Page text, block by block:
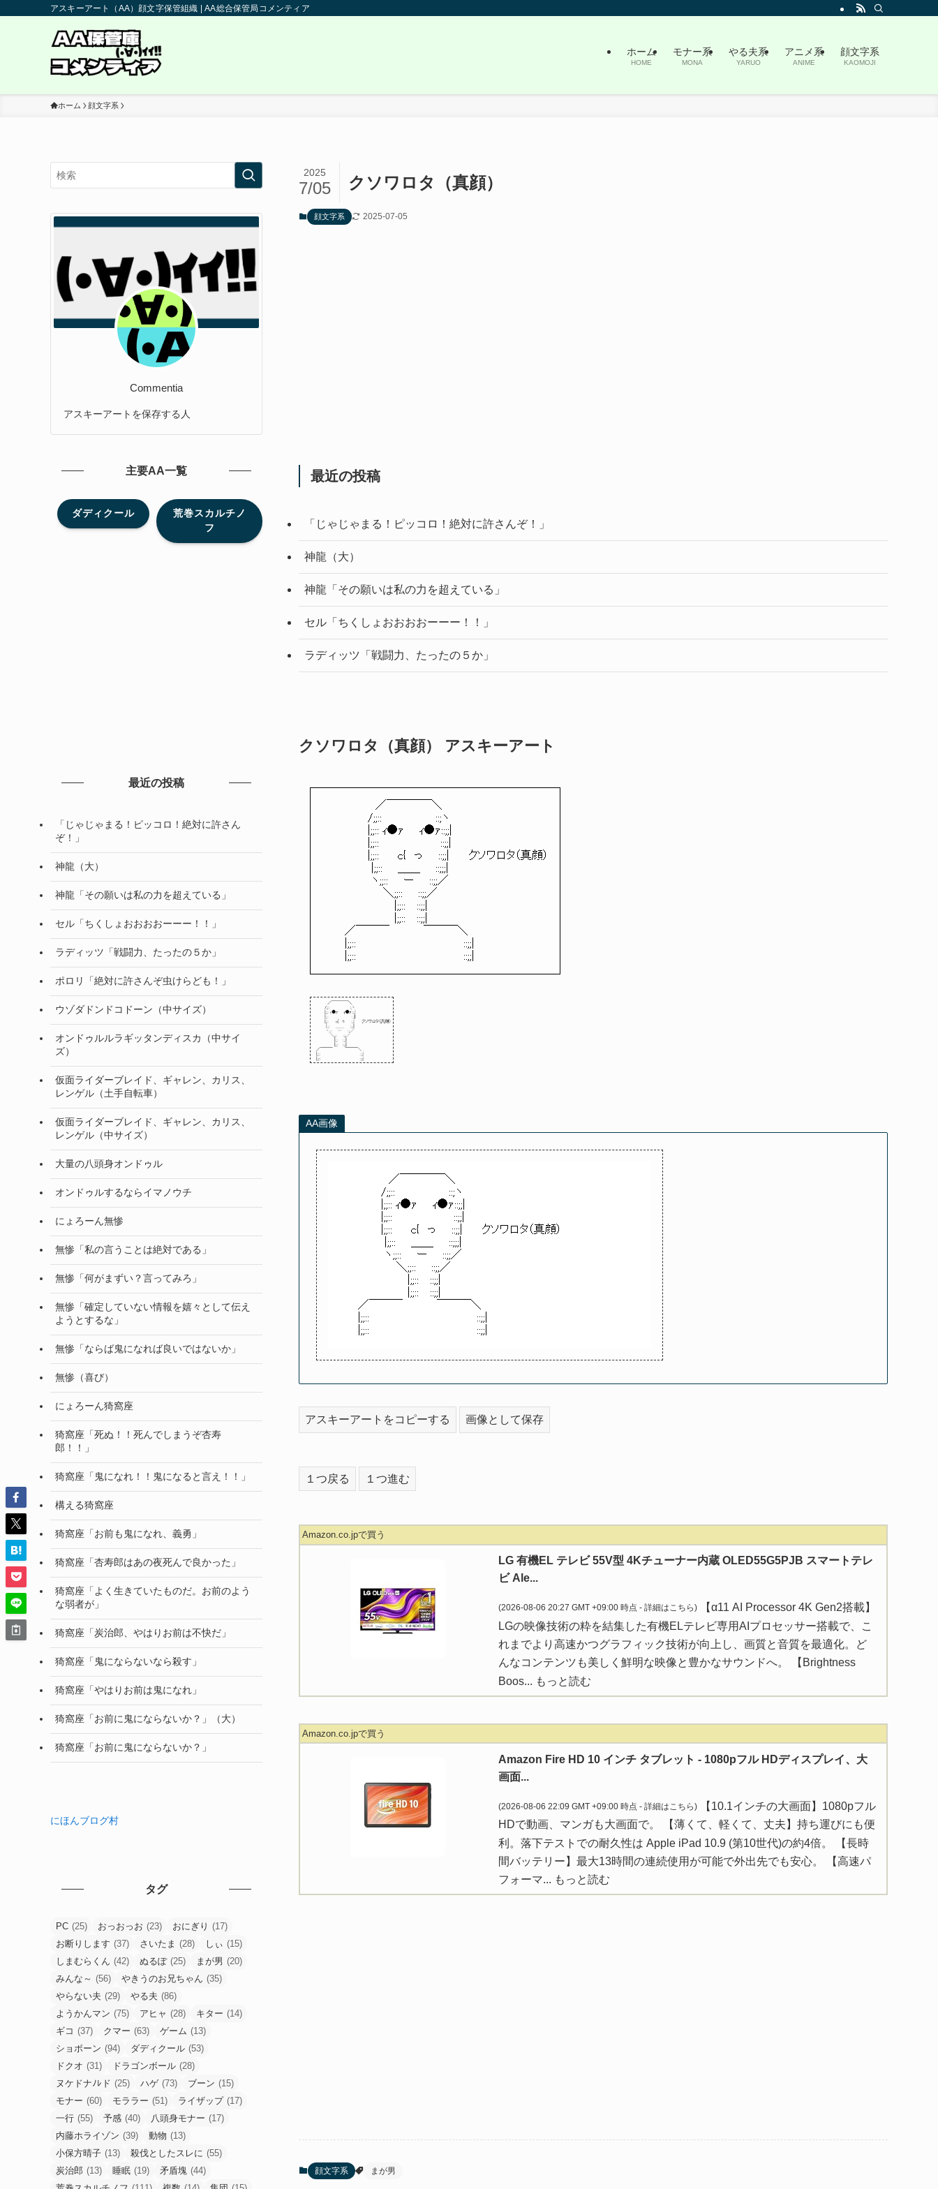
アスキーアート（AA）顔文字保管組織 | AA総合保管局コメンティア
ホーム
HOME
モナー系
MONA
やる夫系
YARUO
アニメ系
ANIME
顔文字系
KAOMOJI
ホーム 顔文字系
クソワロタ（真顔）
2025
7/05
顔文字系 2025-07-05
最近の投稿
「じゃじゃまる！ピッコロ！絶対に許さんぞ！」
神龍（大）
神龍「その願いは私の力を超えている」
セル「ちくしょおおおおーーー！！」
ラディッツ「戦闘力、たったの５か」
クソワロタ（真顔） アスキーアート
／￣￣￣￣＼
/;;:: ::;ヽ
|;;:: ｨ●ｧ ｨ●ｧ::;;|
|;;:: ::;;|
|;;:: c{ っ ::;;| クソワロタ（真顔）
|;;:: ＿＿ ::;;;|
ヽ;;:: ー ::;;／
＼;;:: ::;;／
|;;:: ::;;|
|;;:: ::;;|
／￣￣￣ ￣￣￣＼
|;;:: ::;;|
|;;:: ::;;|
AA画像
アスキーアートをコピーする 画像として保存
１つ戻る １つ進む
Amazon.co.jpで買う
LG 有機EL テレビ 55V型 4Kチューナー内蔵 OLED55G5PJB スマートテレ
ビ Ale...
(2026-08-06 20:27 GMT +09:00 時点 - 詳細はこちら)
【α11 AI Processor 4K Gen2搭載】
LGの映像技術の粋を結集した有機ELテレビ専用AIプロセッサー搭載で、こ
れまでより高速かつグラフィック技術が向上し、画質と音質を最適化。ど
んなコンテンツも美しく鮮明な映像と豊かなサウンドへ。 【Brightness
Boos... もっと読む
Amazon.co.jpで買う
Amazon Fire HD 10 インチ タブレット - 1080pフル HDディスプレイ、大
画面...
(2026-08-06 22:09 GMT +09:00 時点 - 詳細はこちら)
【10.1インチの大画面】1080pフル
HDで動画、マンガも大画面で。 【薄くて、軽くて、丈夫】持ち運びにも便
利。落下テストでの耐久性は Apple iPad 10.9 (第10世代)の約4倍。 【長時
間バッテリー】最大13時間の連続使用が可能で外出先でも安心。 【高速パ
フォーマ... もっと読む
顔文字系 まが男
Commentia
アスキーアートを保存する人
主要AA一覧
ダディクール
荒巻スカルチノ
フ
最近の投稿
「じゃじゃまる！ピッコロ！絶対に許さん
ぞ！」
神龍（大）
神龍「その願いは私の力を超えている」
セル「ちくしょおおおおーーー！！」
ラディッツ「戦闘力、たったの５か」
ポロリ「絶対に許さんぞ虫けらども！」
ウゾダドンドコドーン（中サイズ）
オンドゥルルラギッタンディスカ（中サイ
ズ）
仮面ライダーブレイド、ギャレン、カリス、
レンゲル（土手自転車）
仮面ライダーブレイド、ギャレン、カリス、
レンゲル（中サイズ）
大量の八頭身オンドゥル
オンドゥルするならイマノウチ
にょろーん無惨
無惨「私の言うことは絶対である」
無惨「何がまずい？言ってみろ」
無惨「確定していない情報を嬉々として伝え
ようとするな」
無惨「ならば鬼になれば良いではないか」
無惨（喜び）
にょろーん猗窩座
猗窩座「死ぬ！！死んでしまうぞ杏寿
郎！！」
猗窩座「鬼になれ！！鬼になると言え！！」
構える猗窩座
猗窩座「お前も鬼になれ、義勇」
猗窩座「杏寿郎はあの夜死んで良かった」
猗窩座「よく生きていたものだ。お前のよう
な弱者が」
猗窩座「炭治郎、やはりお前は不快だ」
猗窩座「鬼にならないなら殺す」
猗窩座「やはりお前は鬼になれ」
猗窩座「お前に鬼にならないか？」（大）
猗窩座「お前に鬼にならないか？」
にほんブログ村
PC(25) おっおっお (23) おにぎり
お断りします
(37) さいたま(28) しぃ (15)
しまむらくん (42) ぬるぽ (25) まが男
みんな～
(56) やきうのお兄ちゃん
やらない夫
(29) やる夫
(86)
ようかんマン
アヒャ (28) キター
ギコ
(37) クマー (63) ゲーム
(13)
ショボーン (94) ダディクール(53)
ドクオ (31) ドラゴンボール
ヌケドナﾉﾚド
(25) ハゲ (73) ブーン (15)
モナー(60) モララー (51) ライザップ
一行 (55) 予感 (40) 八頭身モナー
内藤ホライゾン (39) 動物
(13)
小保方晴子 (13) 殺伐としたスレに(55)
炭治郎 (13) 睡眠 (19) 矛盾塊(44)